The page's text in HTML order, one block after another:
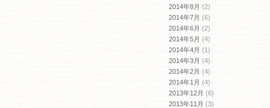
2014年8月 (2)
2014年7月 (6)
2014年6月 (2)
2014年5月 (4)
2014年4月 (1)
2014年3月 (4)
2014年2月 (4)
2014年1月 (4)
2013年12月 (6)
2013年11月 (3)